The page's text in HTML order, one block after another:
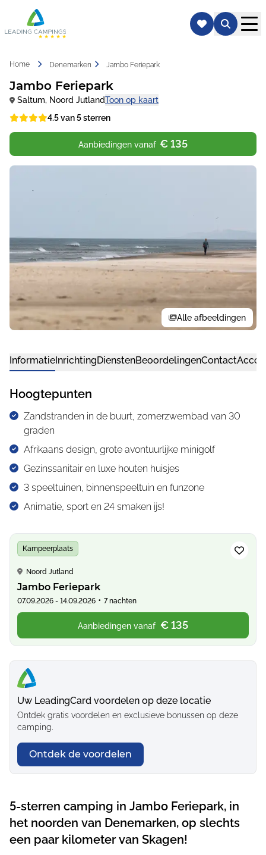
Home Denemarken Jambo Feriepark
Jambo Feriepark
Saltum, Noord JutlandToon op kaart
4.5 van 5 sterren
Aanbiedingen vanaf € 135
Alle afbeeldingen
Informatie InrichtingDienstenBeoordelingenContact
Hoogtepunten
Zandstranden in de buurt, zomerzwembad van 30
graden
Afrikaans design, grote avontuurlijke minigolf
Gezinssanitair en luxe houten huisjes
3 speeltuinen, binnenspeeltuin en funzone
Animatie, sport en 24 smaken ijs!
Kampeerplaats
Noord Jutland
Jambo Feriepark
07.09.2026 - 14.09.2026 • 7 nachten
Aanbiedingen vanaf € 135
Uw LeadingCard voordelen op deze locatie
Ontdek gratis voordelen en exclusieve bonussen op deze
camping.
Ontdek de voordelen
5-sterren camping in Jambo Feriepark, in
het noorden van Denemarken, op slechts
een paar kilometer van Skagen!